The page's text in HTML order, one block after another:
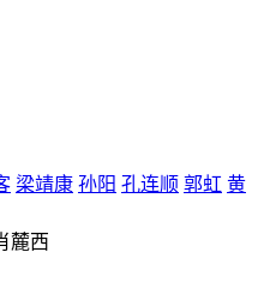
梁靖康 孙阳 孔连顺 郭虹 黄
麓西